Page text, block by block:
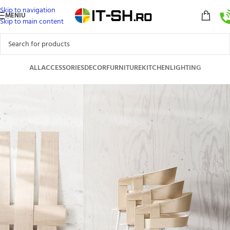
Skip to navigation
Skip to main content
MENIU
ALLACCESSORIESDECORFURNITUREKITCHENLIGHTING